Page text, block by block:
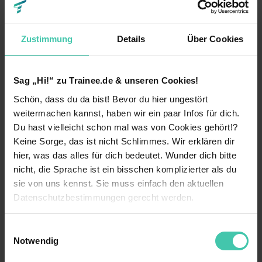
Zustimmung Details Über Cookies
Sag „Hi!“ zu Trainee.de & unseren Cookies!
Schön, dass du da bist! Bevor du hier ungestört
weitermachen kannst, haben wir ein paar Infos für dich.
Du hast vielleicht schon mal was von Cookies gehört!?
Keine Sorge, das ist nicht Schlimmes. Wir erklären dir
hier, was das alles für dich bedeutet. Wunder dich bitte
nicht, die Sprache ist ein bisschen komplizierter als du
sie von uns kennst. Sie muss einfach den aktuellen
Datenschutzbestimmungen gerecht werden.
Notwendig
IT-Dienstleistungszentrum Berlin (AöR)
4Unternehmen mit J
JDB MEDIA GmbH
J.N. Köbig GmbH
Jobufo GmbH
Jurodo
5Unternehmen mitK
kl,company AG
Köhler-Transfer GmbH & Co. KG